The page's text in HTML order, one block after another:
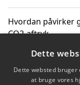
Hvordan påvirker
CO2-aftryk
Hvordan nyheder
hverdag
Dette
Dette websted
at bruge vores